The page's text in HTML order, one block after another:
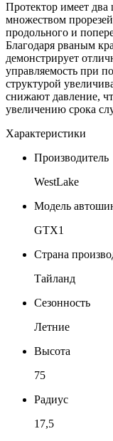
Протектор имеет
множеством
продольного и
Благодаря рваным
демонстрирует
управляемость при
структурой
снижают давление,
увеличению срока
Характеристики
Производитель
WestLake
Модель
GTX1
Страна
Тайланд
Сезонность
Летние
Высота
75
Радиус
17,5